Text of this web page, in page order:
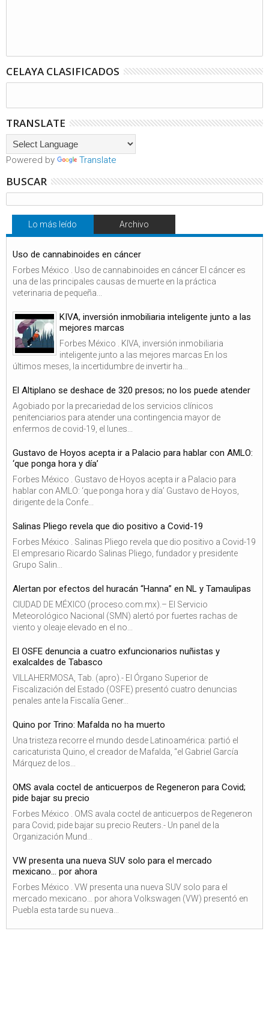
CELAYA CLASIFICADOS
TRANSLATE
Powered by Translate
BUSCAR
Lo más leído Archivo
Uso de cannabinoides en cáncer
Forbes México . Uso de cannabinoides en cáncer El cáncer es
una de las principales causas de muerte en la práctica
veterinaria de pequeña...
KIVA, inversión inmobiliaria inteligente junto a las
mejores marcas
Forbes México . KIVA, inversión inmobiliaria
inteligente junto a las mejores marcas En los
últimos meses, la incertidumbre de invertir ha...
El Altiplano se deshace de 320 presos; no los puede atender
Agobiado por la precariedad de los servicios clínicos
penitenciarios para atender una contingencia mayor de
enfermos de covid-19, el lunes...
Gustavo de Hoyos acepta ir a Palacio para hablar con AMLO:
‘que ponga hora y día’
Forbes México . Gustavo de Hoyos acepta ir a Palacio para
hablar con AMLO: ‘que ponga hora y día’ Gustavo de Hoyos,
dirigente de la Confe...
Salinas Pliego revela que dio positivo a Covid-19
Forbes México . Salinas Pliego revela que dio positivo a Covid-19
El empresario Ricardo Salinas Pliego, fundador y presidente
Grupo Salin...
Alertan por efectos del huracán “Hanna” en NL y Tamaulipas
CIUDAD DE MÉXICO (proceso.com.mx).– El Servicio
Meteorológico Nacional (SMN) alertó por fuertes rachas de
viento y oleaje elevado en el no...
El OSFE denuncia a cuatro exfuncionarios nuñistas y
exalcaldes de Tabasco
VILLAHERMOSA, Tab. (apro).- El Órgano Superior de
Fiscalización del Estado (OSFE) presentó cuatro denuncias
penales ante la Fiscalía Gener...
Quino por Trino: Mafalda no ha muerto
Una tristeza recorre el mundo desde Latinoamérica: partió el
caricaturista Quino, el creador de Mafalda, “el Gabriel García
Márquez de los...
OMS avala coctel de anticuerpos de Regeneron para Covid;
pide bajar su precio
Forbes México . OMS avala coctel de anticuerpos de Regeneron
para Covid; pide bajar su precio Reuters.- Un panel de la
Organización Mund...
VW presenta una nueva SUV solo para el mercado
mexicano… por ahora
Forbes México . VW presenta una nueva SUV solo para el
mercado mexicano… por ahora Volkswagen (VW) presentó en
Puebla esta tarde su nueva...